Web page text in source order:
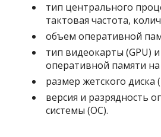
тип центрального
тактовая частота,
объем оперативной
тип видеокарты (GPU)
оперативной памяти на
размер жетского диска
версия и разрядность
системы (ОС).